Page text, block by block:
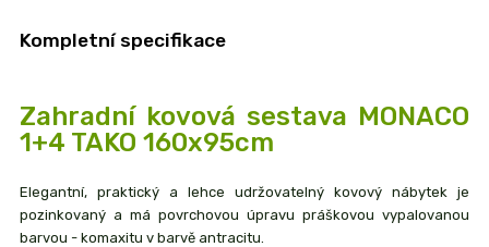
Kompletní specifikace
Zahradní kovová sestava MONACO
1+4 TAKO 160x95cm
Elegantní, praktický a lehce udržovatelný kovový nábytek je
pozinkovaný a má povrchovou úpravu práškovou vypalovanou
barvou - komaxitu v barvě antracitu.